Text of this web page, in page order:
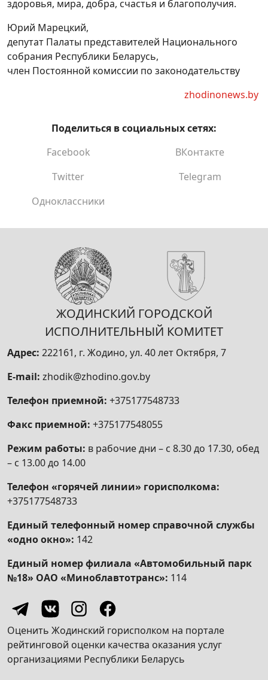
здоровья, мира, добра, счастья и благополучия.
Юрий Марецкий,
депутат Палаты представителей Национального
собрания Республики Беларусь,
член Постоянной комиссии по законодательству
zhodinonews.by
Поделиться в социальных сетях:
Facebook
ВКонтакте
Twitter
Telegram
Одноклассники
ЖОДИНСКИЙ ГОРОДСКОЙ
ИСПОЛНИТЕЛЬНЫЙ КОМИТЕТ
Адрес: 222161, г. Жодино, ул. 40 лет Октября, 7
E-mail: zhodik@zhodino.gov.by
Телефон приемной: +375177548733
Факс приемной: +375177548055
Режим работы: в рабочие дни – с 8.30 до 17.30, обед
– с 13.00 до 14.00
Телефон «горячей линии» горисполкома:
+375177548733
Единый телефонный номер справочной службы
«одно окно»: 142
Единый номер филиала «Автомобильный парк
№18» ОАО «Миноблавтотранс»: 114
Оценить Жодинский горисполком на портале
рейтинговой оценки качества оказания услуг
организациями Республики Беларусь